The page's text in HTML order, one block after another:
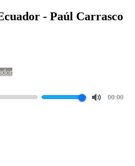
- Paúl Carrasco
00:00